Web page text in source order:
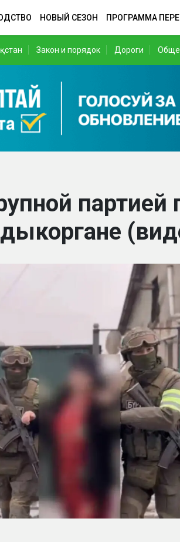
НОВЫЙ СЕЗОН ПРОГРАММА
Закон и порядок Дороги